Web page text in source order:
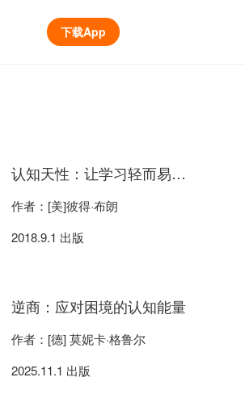
下载App
认知天性：让学习轻而易举的心理学规律
作者：[美]彼得·布朗
2018.9.1 出版
逆商：应对困境的认知能量
作者：[德] 莫妮卡·格鲁尔
2025.11.1 出版